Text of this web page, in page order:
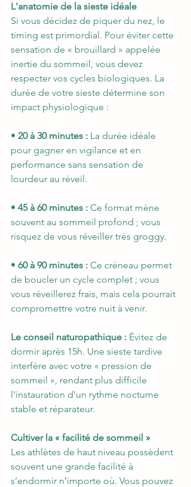
L'anatomie de la sieste idéale
Si vous décidez de piquer du nez, le
timing est primordial. Pour éviter cette
sensation de « brouillard » appelée
inertie du sommeil, vous devez
respecter vos cycles biologiques. La
durée de votre sieste détermine son
impact physiologique :
• 20 à 30 minutes : La durée idéale
pour gagner en vigilance et en
performance sans sensation de
lourdeur au réveil.
• 45 à 60 minutes : Ce format mène
souvent au sommeil profond ; vous
risquez de vous réveiller très groggy.
• 60 à 90 minutes : Ce créneau permet
de boucler un cycle complet ; vous
vous réveillerez frais, mais cela pourrait
compromettre votre nuit à venir.
Le conseil naturopathique : Évitez de
dormir après 15h. Une sieste tardive
interfère avec votre « pression de
sommeil », rendant plus difficile
l'instauration d'un rythme nocturne
stable et réparateur.
Cultiver la « facilité de sommeil »
Les athlètes de haut niveau possèdent
souvent une grande facilité à
s’endormir n’importe où. Vous pouvez